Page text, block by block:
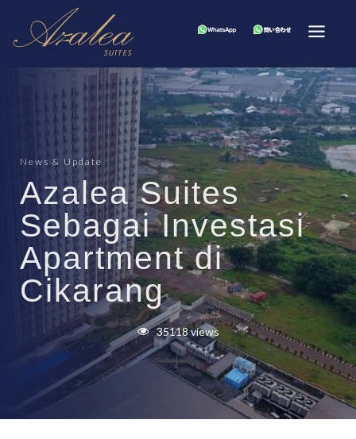
News & Update
Azalea Suites
Sebagai Investasi
Apartment di
Cikarang
35118 views